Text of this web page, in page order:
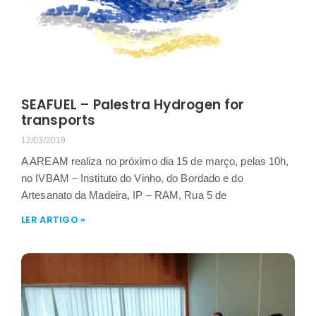
SEAFUEL – Palestra Hydrogen for
transports
12/03/2019
A AREAM realiza no próximo dia 15 de março, pelas 10h,
no IVBAM – Instituto do Vinho, do Bordado e do
Artesanato da Madeira, IP – RAM, Rua 5 de
LER ARTIGO »